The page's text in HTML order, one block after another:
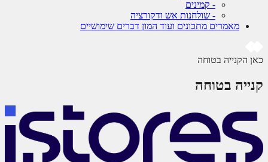
- קמינים
- שולחנות אש ודקורציה
מאמרים מתכונים ועוד המון דברים שימושיים
הקנייה בטוחה
בטוחה